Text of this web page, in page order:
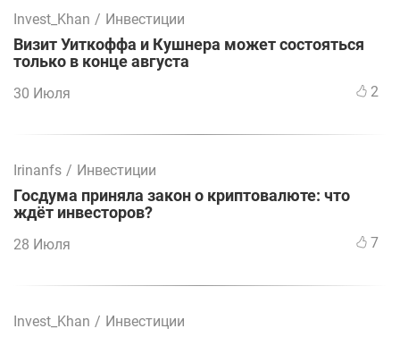
Invest_Khan / Инвестиции
Визит Уиткоффа и Кушнера может состояться
только в конце августа
30 Июля 2
Irinanfs / Инвестиции
Госдума приняла закон о криптовалюте: что
ждёт инвесторов?
28 Июля 7
Invest_Khan / Инвестиции